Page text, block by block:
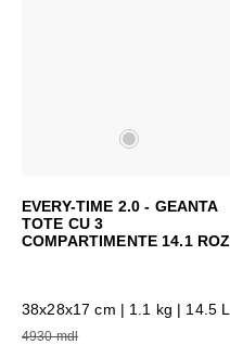
EVERY-TIME 2.0 - GEANTA
TOTE CU 3
COMPARTIMENTE 14.1 ROZ
38x28x17 cm | 1.1 kg | 14.5 L
4930 mdl